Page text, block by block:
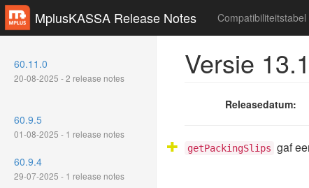
MplusKASSA Release Notes Compatibiliteitstabel
60.11.0
20-08-2025 - 2 release notes
60.9.5
01-08-2025 - 1 release notes
60.9.4
29-07-2025 - 1 release notes
Versie
Releasedatum:
getPackingSlips gaf